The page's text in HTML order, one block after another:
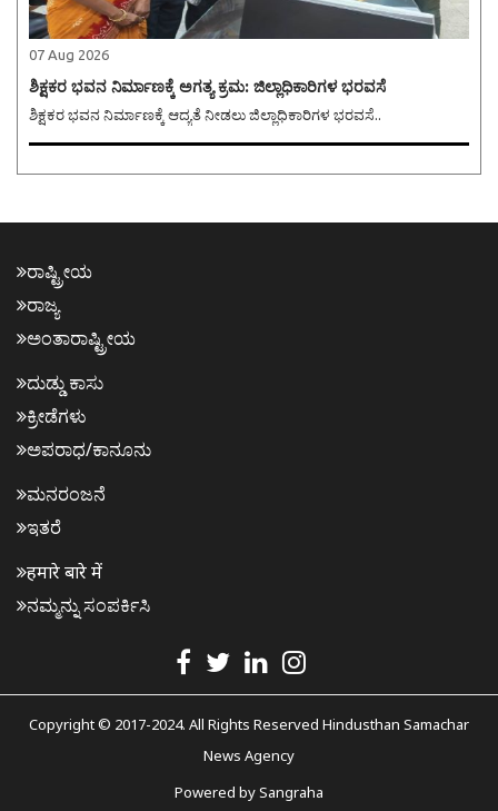
07 Aug 2026
ಶಿಕ್ಷಕರ ಭವನ ನಿರ್ಮಾಣಕ್ಕೆ ಅಗತ್ಯ ಕ್ರಮ: ಜಿಲ್ಲಾಧಿಕಾರಿಗಳ ಭರವಸೆ
ಶಿಕ್ಷಕರ ಭವನ ನಿರ್ಮಾಣಕ್ಕೆ ಆದ್ಯತೆ ನೀಡಲು ಜಿಲ್ಲಾಧಿಕಾರಿಗಳ ಭರವಸೆ..
ರಾಷ್ಟ್ರೀಯ
ರಾಜ್ಯ
ಅಂತಾರಾಷ್ಟ್ರೀಯ
ದುಡ್ಡು ಕಾಸು
ಕ್ರೀಡೆಗಳು
ಅಪರಾಧ/ಕಾನೂನು
ಮನರಂಜನೆ
ಇತರೆ
हमारे बारे में
ನಮ್ಮನ್ನು ಸಂಪರ್ಕಿಸಿ
Copyright © 2017-2024. All Rights Reserved Hindusthan Samachar
News Agency
Powered bySangraha